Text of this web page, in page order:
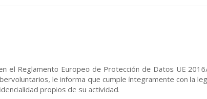
el Reglamento Europeo de Protección de Datos UE
le informa que cumple íntegramente con la
propios de su actividad.